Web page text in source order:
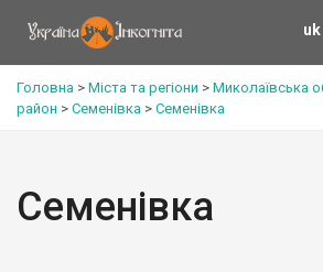
uk
Головна > Міста та регіони > Миколаївська
район > Семенівка > Семенівка
Семенівка